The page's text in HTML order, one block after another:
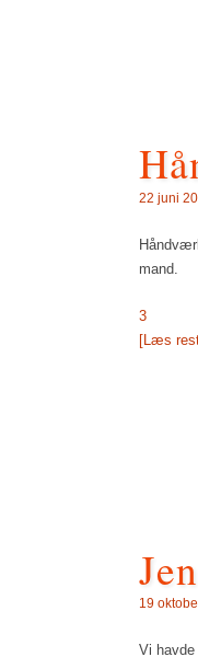
22 juni
mand.
3
[Læs
19
Vi